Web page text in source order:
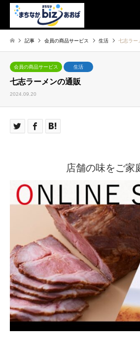
記事 会員の商品サービス 生活 七志ラー
会員の商品サービス 生活
七志ラーメンの通販
2024.09.20
店舗の味をご家